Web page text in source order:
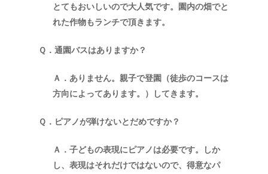
とてもおいしいので大人気です。園内の畑でと
れた作物もランチで頂きます。
Ｑ．通園バスはありますか？
Ａ．ありません。親子で登園（徒歩のコースは
方向によってあります。）してきます。
Ｑ．ピアノが弾けないとだめですか？
Ａ．子どもの表現にピアノは必要です。しか
し、表現はそれだけではないので、得意なパ